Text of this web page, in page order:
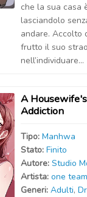
che la sua casa
lasciandolo
andare. Accolto
frutto il suo
nell’individuare...
A
Addiction
Tipo: Manhwa
Stato: Finito
Autore: Studio
Artista: one team
Generi: Adulti,